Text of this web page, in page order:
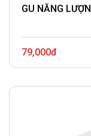
GU NĂNG
79,000đ